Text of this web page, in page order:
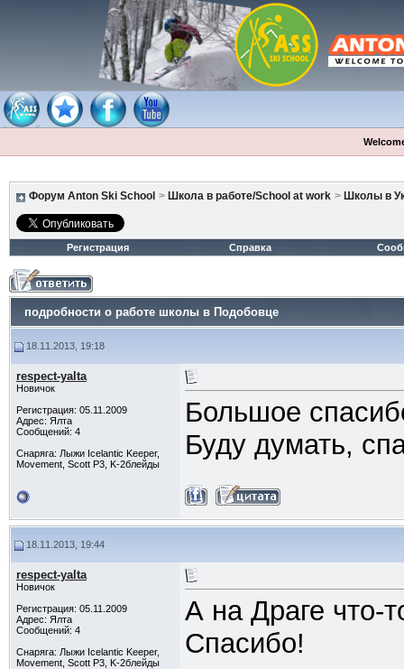
Форум Anton Ski School > Школа в работе/School at work > Школы в
Регистрация Справка
подробности о работе школы в Подобовце
18.11.2013, 19:18
respect-yalta
Новичок
Регистрация: 05.11.2009
Адрес: Ялта
Сообщений: 4
Снаряга: Лыжи Icelantic Keeper,
Movement, Scott P3, K-2блейды
Большое
Буду думать,
18.11.2013, 19:44
respect-yalta
Новичок
Регистрация: 05.11.2009
Адрес: Ялта
Сообщений: 4
Снаряга: Лыжи Icelantic Keeper,
Movement, Scott P3, K-2блейды
А на Драге что-
Спасибо!